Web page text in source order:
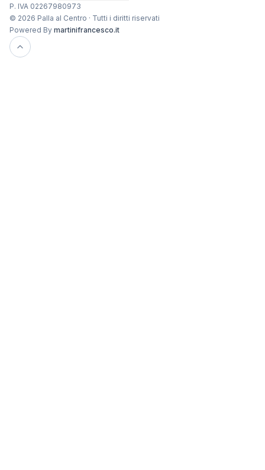
P. IVA 02267980973
© 2026 Palla al Centro · Tutti i diritti riservati
Powered By martinifrancesco.it